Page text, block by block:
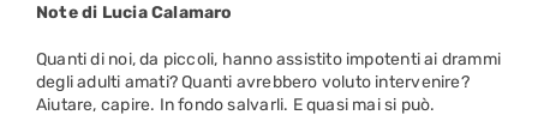
Note di Lucia Calamaro
Quanti di noi, da piccoli, hanno assistito impotenti ai drammi
degli adulti amati? Quanti avrebbero voluto intervenire?
Aiutare, capire. In fondo salvarli. E quasi mai si può.